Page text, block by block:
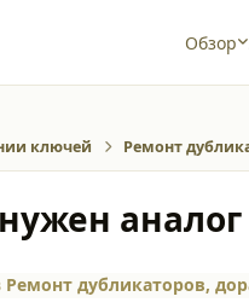
Обзор
ключей Ремонт
Ремонт дубликаторов,